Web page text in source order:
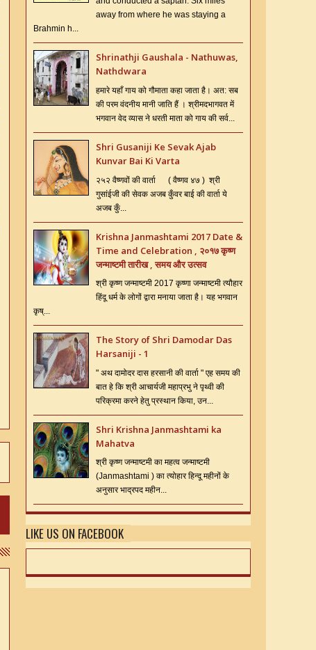
away from where he was staying a
Brahmin h...
Shrinathji Gaushala - Nathuwas,
Nathdwara
हमारे यहाँ गाय को गौमाता कहा जाता है। अत: सब
की परम वंदनीय मानी जाति हैं । श्रीमदभागवत में
भगवान वेद व्यास ने धरती माता को गाय की सर्व...
Shri Gusaniji Ke Sevak Ajab
Kunvar Bai Ki Varta
२५२ वैष्णवों की वार्ता ( वैष्णव ४७ ) श्री
गुसांईजी की सेवक अजब कुँवर बाई की वार्ता ये
अजब कुँ...
Krishna Janmashtami 2017 Date &
Time and Celebration , २०१७ कृष्ण
जन्माष्टमी तारीख , समय और उत्सव
श्री कृष्ण जन्माष्टमी 2017 कृष्णा जन्माष्टमी त्यौहार
हिंदू धर्म के लोगों द्वारा मनाया जाता है। यह भगवान
कृष्...
The Story of Shri Damodar Das
Harsaniji - 1
" अथ दामोदर दास हरसानी की वार्ता " एह समय की
बात हे कि श्री आचार्यजी महाप्रभु ने पृथ्वी की
परिक्रमा करने हेतु प्रस्थान किया, उन...
Shri Krishna Janmashtami ka
Mahatva
श्री कृष्ण जन्माष्टमी का महत्व जन्माष्टमी
(Janmashtami ) का त्योहार हिन्दू महीनों के
अनुसार भाद्रपद महीन...
LIKE US ON FACEBOOK